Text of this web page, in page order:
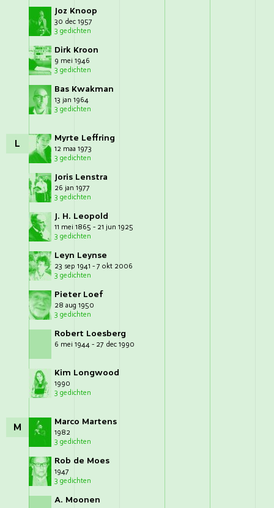
Joz Knoop
30 dec 1957
3 gedichten
Dirk Kroon
9 mei 1946
3 gedichten
Bas Kwakman
13 jan 1964
3 gedichten
L Myrte Leffring
12 maa 1973
3 gedichten
Joris Lenstra
26 jan 1977
3 gedichten
J. H. Leopold
11 mei 1865 - 21 jun 1925
3 gedichten
Leyn Leynse
23 sep 1941 - 7 okt 2006
3 gedichten
Pieter Loef
28 aug 1950
3 gedichten
Robert Loesberg
6 mei 1944 - 27 dec 1990
Kim Longwood
1990
3 gedichten
M Marco Martens
1982
3 gedichten
Rob de Moes
1947
3 gedichten
A. Moonen